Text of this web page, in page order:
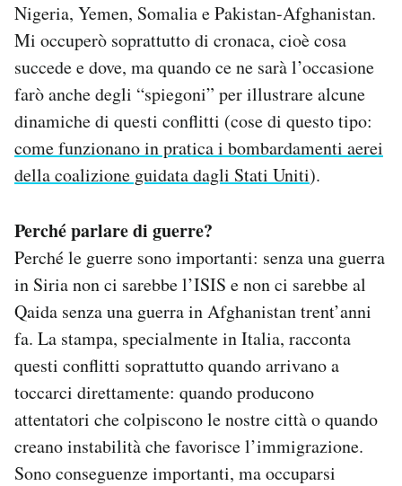
Nigeria, Yemen, Somalia e Pakistan-Afghanistan.
Mi occuperò soprattutto di cronaca, cioè cosa
succede e dove, ma quando ce ne sarà l’occasione
farò anche degli “spiegoni” per illustrare alcune
dinamiche di questi conflitti (cose di questo tipo:
come funzionano in pratica i bombardamenti aerei
della coalizione guidata dagli Stati Uniti).
Perché parlare di guerre?
Perché le guerre sono importanti: senza una guerra
in Siria non ci sarebbe l’ISIS e non ci sarebbe al
Qaida senza una guerra in Afghanistan trent’anni
fa. La stampa, specialmente in Italia, racconta
questi conflitti soprattutto quando arrivano a
toccarci direttamente: quando producono
attentatori che colpiscono le nostre città o quando
creano instabilità che favorisce l’immigrazione.
Sono conseguenze importanti, ma occuparsi